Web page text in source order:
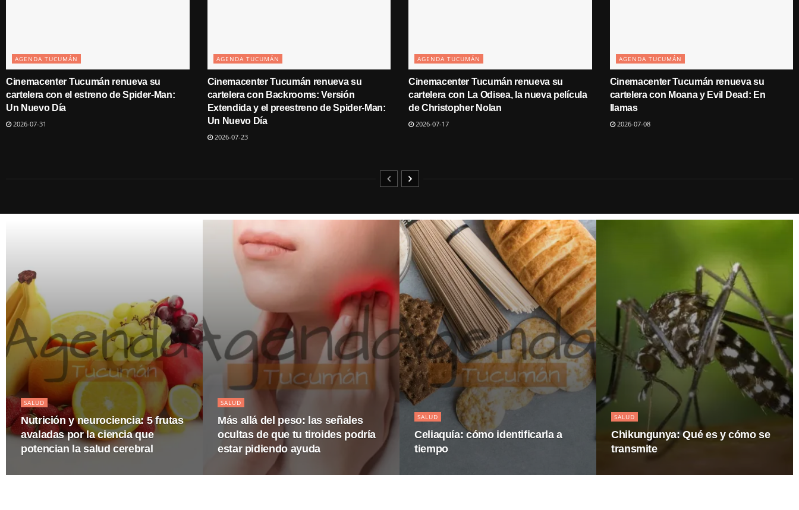
AGENDA TUCUMÁN
Cinemacenter Tucumán renueva su
cartelera con el estreno de Spider-Man:
Un Nuevo Día
2026-07-31
AGENDA TUCUMÁN
Cinemacenter Tucumán renueva su
cartelera con Backrooms: Versión
Extendida y el preestreno de Spider-Man:
Un Nuevo Día
2026-07-23
AGENDA TUCUMÁN
Cinemacenter Tucumán renueva su
cartelera con La Odisea, la nueva película
de Christopher Nolan
2026-07-17
AGENDA TUCUMÁN
Cinemacenter Tucumán renueva su
cartelera con Moana y Evil Dead: En
llamas
2026-07-08
SALUD
Nutrición y neurociencia: 5 frutas
avaladas por la ciencia que
potencian la salud cerebral
SALUD
Más allá del peso: las señales
ocultas de que tu tiroides podría
estar pidiendo ayuda
SALUD
Celiaquía: cómo identificarla a
tiempo
SALUD
Chikungunya: Qué es y cómo se
transmite